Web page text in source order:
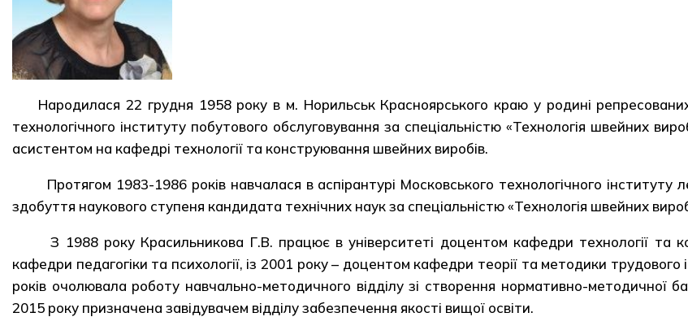
Народилася 22 грудня 1958 року в м. Норильськ Красноярського краю у родині
технологічного інституту побутового обслуговування за спеціальністю «Технологія швейних
асистентом на кафедрі технології та конструювання швейних виробів.
Протягом 1983-1986 років навчалася в аспірантурі Московського технологічного інституту
здобуття наукового ступеня кандидата технічних наук за спеціальністю «Технологія швейних
З 1988 року Красильникова Г.В. працює в університеті доцентом кафедри технології та
кафедри педагогіки та психології, із 2001 року – доцентом кафедри теорії та методики
років очолювала роботу навчально-методичного відділу зі створення нормативно-методичної
2015 року призначена завідувачем відділу забезпечення якості вищої освіти.